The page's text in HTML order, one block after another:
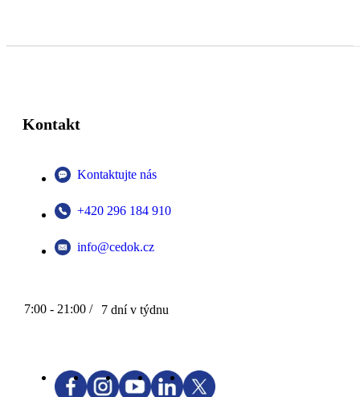
Kontakt
Kontaktujte nás
+420 296 184 910
info@cedok.cz
7:00 - 21:00 / 7 dní v týdnu